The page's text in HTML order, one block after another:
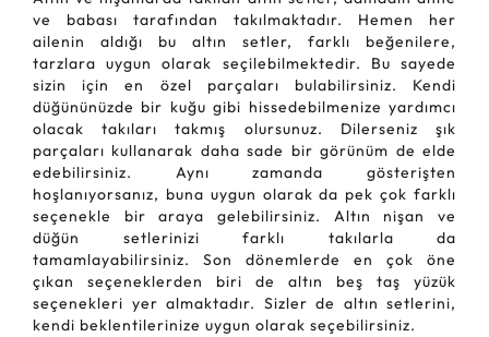
ve babası tarafından takılmaktadır. Hemen her
ailenin aldığı bu altın setler, farklı beğenilere,
tarzlara uygun olarak seçilebilmektedir. Bu sayede
sizin için en özel parçaları bulabilirsiniz. Kendi
düğününüzde bir kuğu gibi hissedebilmenize yardımcı
olacak takıları takmış olursunuz. Dilerseniz şık
parçaları kullanarak daha sade bir görünüm de elde
edebilirsiniz. Aynı zamanda gösterişten
hoşlanıyorsanız, buna uygun olarak da pek çok farklı
seçenekle bir araya gelebilirsiniz. Altın nişan ve
düğün setlerinizi farklı takılarla da
tamamlayabilirsiniz. Son dönemlerde en çok öne
çıkan seçeneklerden biri de altın beş taş yüzük
seçenekleri yer almaktadır. Sizler de altın setlerini,
kendi beklentilerinize uygun olarak seçebilirsiniz.